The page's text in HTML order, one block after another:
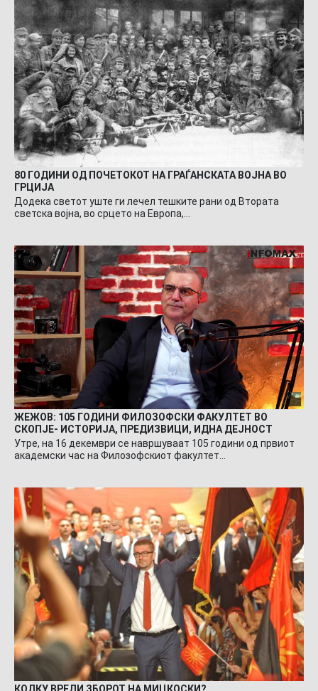
80 ГОДИНИ ОД ПОЧЕТОКОТ НА ГРАЃАНСКАТА ВОЈНА ВО
ГРЦИЈА
Додека светот уште ги лечел тешките рани од Втората
светска војна, во срцето на Европа,…
ЖЕЖОВ: 105 ГОДИНИ ФИЛОЗОФСКИ ФАКУЛТЕТ ВО
СКОПЈЕ- ИСТОРИЈА, ПРЕДИЗВИЦИ, ИДНА ДЕЈНОСТ
Утре, на 16 декември се навршуваат 105 години од првиот
академски час на Филозофскиот факултет…
КОЛКУ ВРЕДИ ЗБОРОТ НА МИЦКОСКИ?